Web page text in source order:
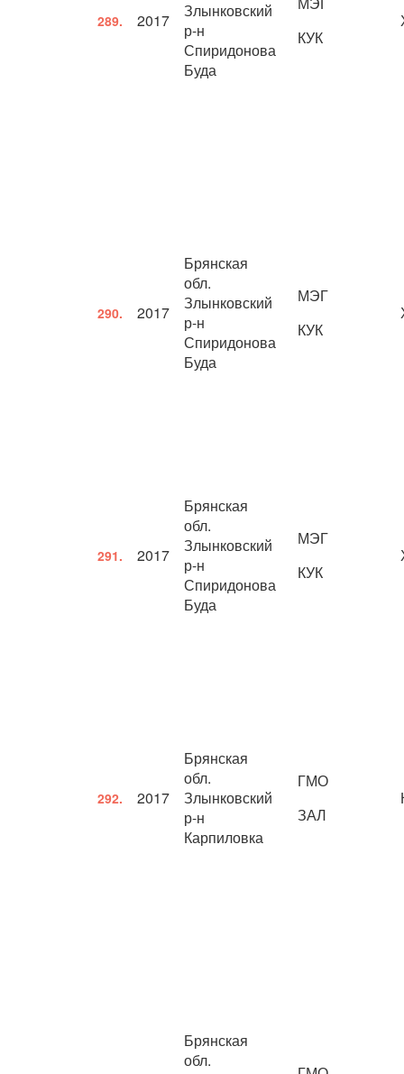
289. 2017
Злынковский
р-н
Спиридонова
Буда
КУК
290. 2017
Брянская
обл.
Злынковский
р-н
Спиридонова
Буда
МЭГ
КУК
291. 2017
Брянская
обл.
Злынковский
р-н
Спиридонова
Буда
МЭГ
КУК
292. 2017
Брянская
обл.
Злынковский
р-н
Карпиловка
ГМО
ЗАЛ
Брянская
обл.